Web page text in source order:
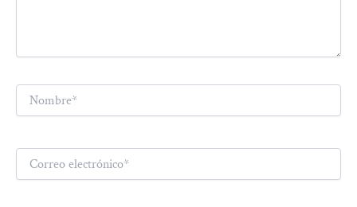
Nombre*
Correo
electrónico*